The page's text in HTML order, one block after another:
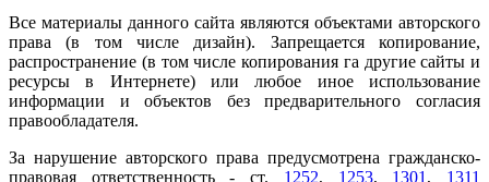
Все материалы данного сайта являются объектами авторского
права (в том числе дизайн). Запрещается копирование,
распространение (в том числе копирования га другие сайты и
ресурсы в Интернете) или любое иное использование
информации и объектов без предварительного согласия
правообладателя.
За нарушение авторского права предусмотрена гражданско-
правовая ответственность - ст. 1252, 1253, 1301 , 1311